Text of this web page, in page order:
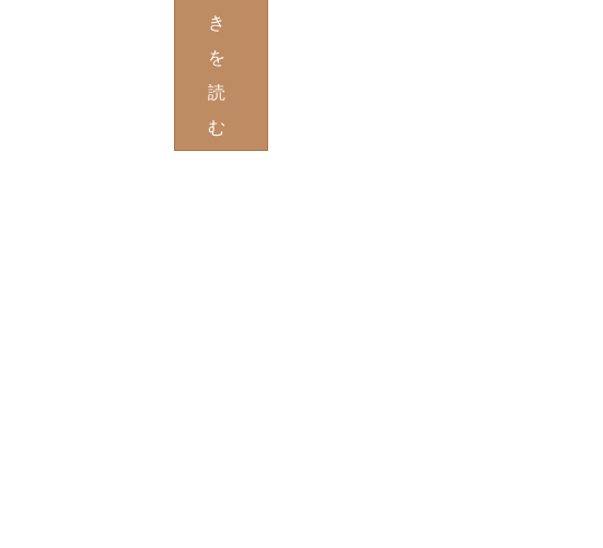
ィングシェ
き
を
読
む